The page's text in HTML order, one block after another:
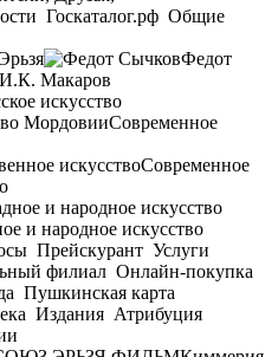
Госкаталог.рф Общие
Федот
И.К. Макаров
искусство
Современное
Современное
и народное искусство
Прейскурант Услуги
филиал Онлайн-покупка
Пушкинская карта
Издания Атрибуция